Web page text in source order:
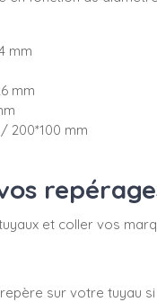
mm
mm
200*100 mm
et coller vos
sur votre tuyau